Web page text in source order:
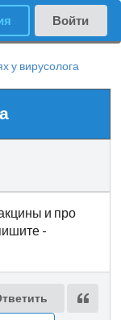
Войти
у вирусолога
и про
-